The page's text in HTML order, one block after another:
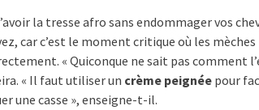
la tresse afro sans endommager vos
car c’est le moment critique où les
« Quiconque ne sait pas comment
« Il faut utiliser un crème peignée pour
une casse », enseigne-t-il.